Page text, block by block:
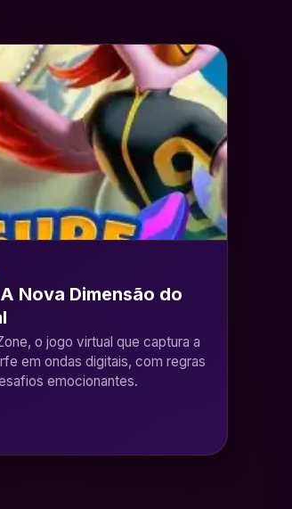
Nova Dimensão do
o jogo virtual que captura a
em ondas digitais, com regras
emocionantes.